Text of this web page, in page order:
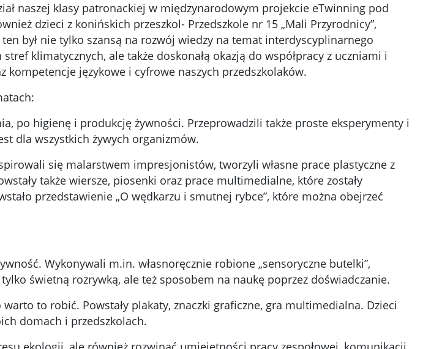
naszej klasy patronackiej w międzynarodowym projekcie eTwinning pod
dzieci z konińskich przeszkol- Przedszkole nr 15 „Mali Przyrodnicy”,
był nie tylko szansą na rozwój wiedzy na temat interdyscyplinarnego
klimatycznych, ale także doskonałą okazją do współpracy z uczniami i
językowe i cyfrowe naszych przedszkolaków.
po higienę i produkcję żywności. Przeprowadzili także proste eksperymenty i
dla wszystkich żywych organizmów.
się malarstwem impresjonistów, tworzyli własne prace plastyczne z
także wiersze, piosenki oraz prace multimedialne, które zostały
przedstawienie „O wędkarzu i smutnej rybce”, które można obejrzeć
Wykonywali m.in. własnoręcznie robione „sensoryczne butelki”,
świetną rozrywką, ale też sposobem na naukę poprzez doświadczanie.
to robić. Powstały plakaty, znaczki graficzne, gra multimedialna. Dzieci
domach i przedszkolach.